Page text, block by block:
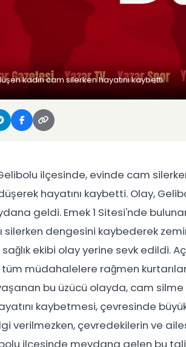
kadın cam silerken hayatını kaybetti.
ilçesinde, evinde cam
hayatını kaybetti. Olay,
geldi. Emek 1 Sitesi'nde
silerken dengesini kaybederek
ekibi olay yerine sevk edildi.
tüm müdahalelere rağmen
bu üzücü olayda, cam
kaybetmesi, çevresinde
verilmezken, çevredekilerin ve